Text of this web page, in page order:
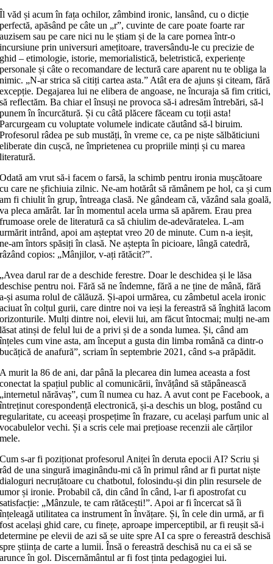
Îl văd și acum în fața ochilor, zâmbind ironic, lansând, cu o dicție
perfectă, apăsând pe câte un „r”, cuvinte de care poate foarte rar
auzisem sau pe care nici nu le știam și de la care pornea într‑o
incursiune prin universuri amețitoare, traversându‑le cu precizie de
ghid – etimologie, istorie, memorialistică, beletristică, experiențe
personale și câte o recomandare de lectură care aparent nu te obliga la
nimic. „N‑ar strica să citiți cartea asta.” Atât era de ajuns și citeam, fără
excepție. Degajarea lui ne elibera de angoase, ne încuraja să fim critici,
să reflectăm. Ba chiar el însuși ne provoca să‑i adresăm întrebări, să‑l
punem în încurcătură. Și cu câtă plăcere făceam cu toții asta!
Parcurgeam cu voluptate volumele indicate căutând să‑l biruim.
Profesorul râdea pe sub mustăți, în vreme ce, ca pe niște sălbăticiuni
eliberate din cușcă, ne împrietenea cu propriile minți și cu marea
literatură.
Odată am vrut să‑i facem o farsă, la schimb pentru ironia mușcătoare
cu care ne șfichiuia zilnic. Ne‑am hotărât să rămânem pe hol, ca și cum
am fi chiulit în grup, întreaga clasă. Ne gândeam că, văzând sala goală,
va pleca amărât. Iar în momentul acela urma să apărem. Erau prea
frumoase orele de literatură ca să chiulim de‑adevăratelea. L‑am
urmărit intrând, apoi am așteptat vreo 20 de minute. Cum n‑a ieșit,
ne‑am întors spăsiți în clasă. Ne aștepta în picioare, lângă catedră,
râzând copios: „Mânjilor, v‑ați rătăcit?”.
„Avea darul rar de a deschide ferestre. Doar le deschidea și le lăsa
deschise pentru noi. Fără să ne îndemne, fără a ne ține de mână, fără
a‑și asuma rolul de călăuză. Și‑apoi urmărea, cu zâmbetul acela ironic
aciuat în colțul gurii, care dintre noi va ieși la fereastră să înghită lacom
orizonturile. Mulți dintre noi, elevii lui, am făcut întocmai; mulți ne‑am
lăsat atinși de felul lui de a privi și de a sonda lumea. Și, când am
înțeles cum vine asta, am început a gusta din limba română ca dintr‑o
bucățică de anafură”, scriam în septembrie 2021, când s‑a prăpădit.
A murit la 86 de ani, dar până la plecarea din lumea aceasta a fost
conectat la spațiul public al comunicării, învățând să stăpânească
„internetul nărăvaș”, cum îl numea cu haz. A avut cont pe Facebook, a
întreținut corespondență electronică, și‑a deschis un blog, postând cu
regularitate, cu aceeași prospețime în frazare, cu același parfum unic al
vocabulelor vechi. Și a scris cele mai prețioase recenzii ale cărților
mele.
Cum s‑ar fi poziționat profesorul Aniței în deruta epocii AI? Scriu și
râd de una singură imaginându‑mi că în primul rând ar fi purtat niște
dialoguri necruțătoare cu chatbotul, folosindu‑și din plin resursele de
umor și ironie. Probabil că, din când în când, l‑ar fi apostrofat cu
satisfacție: „Mânzule, te cam rătăcești!”. Apoi ar fi încercat să îi
înțeleagă utilitatea ca instrument în învățare. Și, în cele din urmă, ar fi
fost același ghid care, cu finețe, aproape imperceptibil, ar fi reușit să‑i
determine pe elevii de azi să se uite spre AI ca spre o fereastră deschisă
spre știința de carte a lumii. Însă o fereastră deschisă nu ca ei să se
arunce în gol. Discernământul ar fi fost ținta pedagogiei lui.